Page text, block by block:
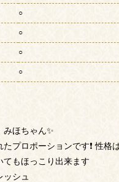
○
○
○
○
ほちゃん✨
プロポーションです❗ 性格
てもほっこり出来ます
ッシュ